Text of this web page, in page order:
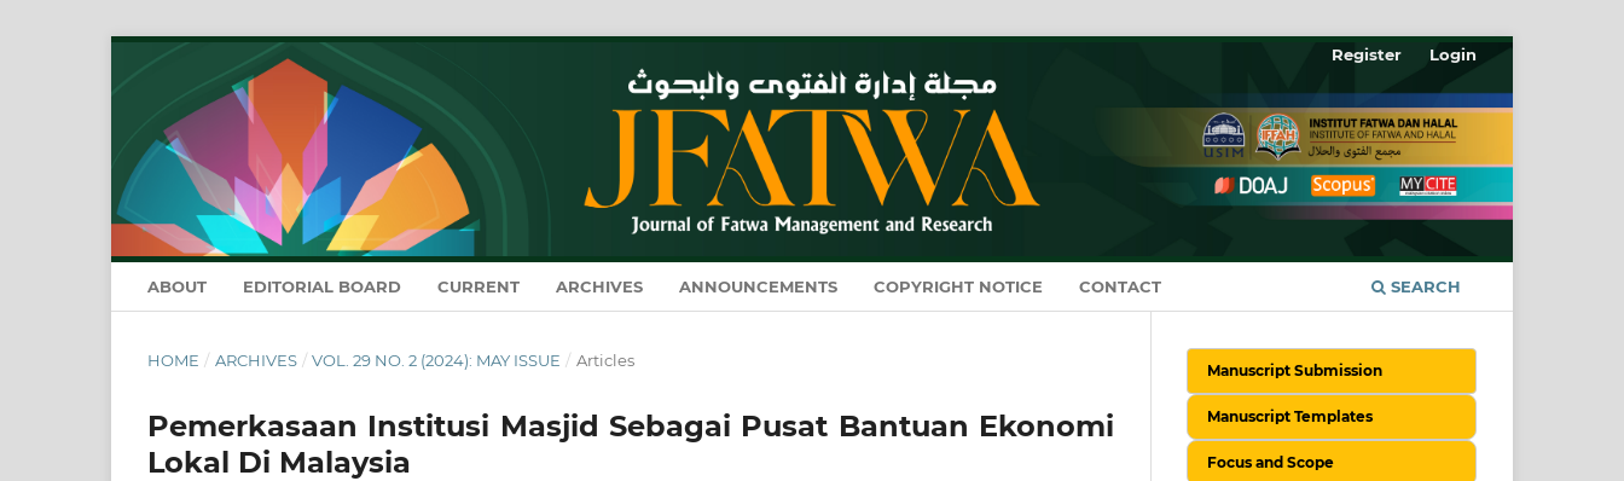
ABOUT EDITORIAL BOARD CURRENT ARCHIVES ANNOUNCEMENTS COPYRIGHT NOTICE CONTACT SEARCH
Register Login
HOME / ARCHIVES / VOL. 29 NO. 2 (2024): MAY ISSUE / Articles
Pemerkasaan Institusi Masjid Sebagai Pusat Bantuan Ekonomi
Lokal Di Malaysia
Manuscript Submission
Manuscript Templates
Focus and Scope